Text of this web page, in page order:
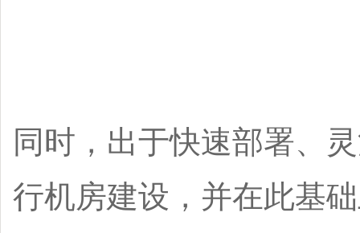
同时，出于快速部署、
行机房建设，并在此基